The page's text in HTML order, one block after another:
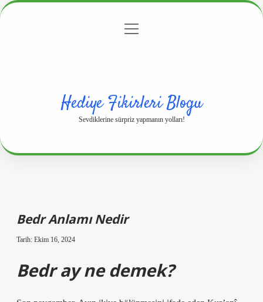
Gizlilik Politikası
menüyü
Hediye Fikirleri Blogu
Sevdiklerine sürpriz yapmanın yolları!
Bedr Anlamı Nedir
Tarih: Ekim 16, 2024
Bedr ay ne demek?